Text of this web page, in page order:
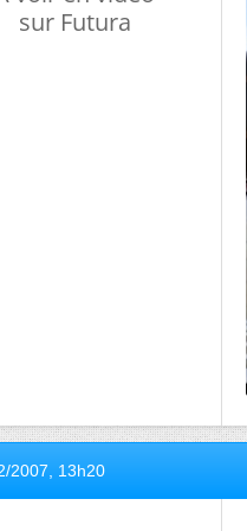
sur Futura
2007, 13h20